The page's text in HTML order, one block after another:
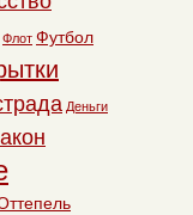
Флот Футбол
Деньги